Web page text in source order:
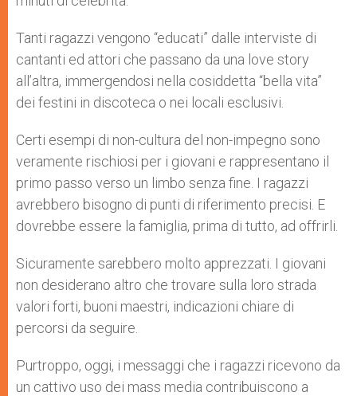
Tanti ragazzi vengono “educati” dalle interviste di
cantanti ed attori che passano da una love story
all’altra, immergendosi nella cosiddetta “bella vita”
dei festini in discoteca o nei locali esclusivi.
Certi esempi di non-cultura del non-impegno sono
veramente rischiosi per i giovani e rappresentano il
primo passo verso un limbo senza fine. I ragazzi
avrebbero bisogno di punti di riferimento precisi. E
dovrebbe essere la famiglia, prima di tutto, ad offrirli.
Sicuramente sarebbero molto apprezzati. I giovani
non desiderano altro che trovare sulla loro strada
valori forti, buoni maestri, indicazioni chiare di
percorsi da seguire.
Purtroppo, oggi, i messaggi che i ragazzi ricevono da
un cattivo uso dei mass media contribuiscono a